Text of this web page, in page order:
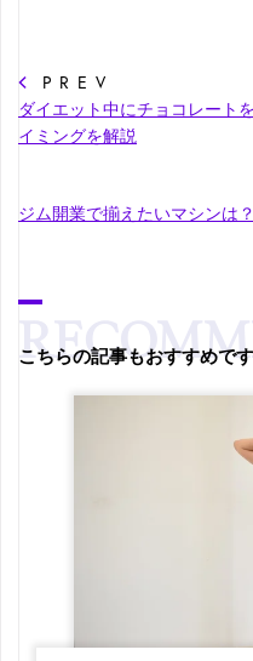
PREV
ダイエット中にチョコレート
イミングを解説
ジム開業で揃えたいマシンは
こちらの記事もおすすめです